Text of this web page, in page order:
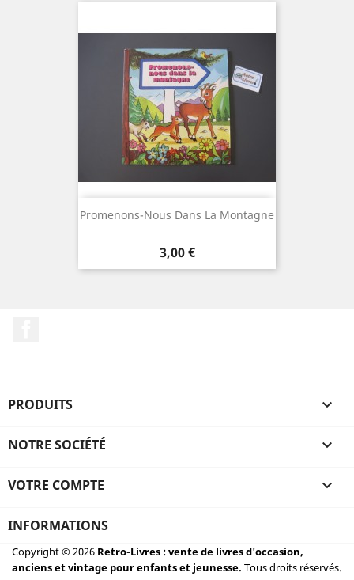
Promenons-Nous Dans La Montagne
Prix
3,00 €
PRODUITS 
NOTRE SOCIÉTÉ 
VOTRE COMPTE 
INFORMATIONS
Copyright © 2026 Retro-Livres : vente de livres d'occasion,
anciens et vintage pour enfants et jeunesse. Tous droits réservés.